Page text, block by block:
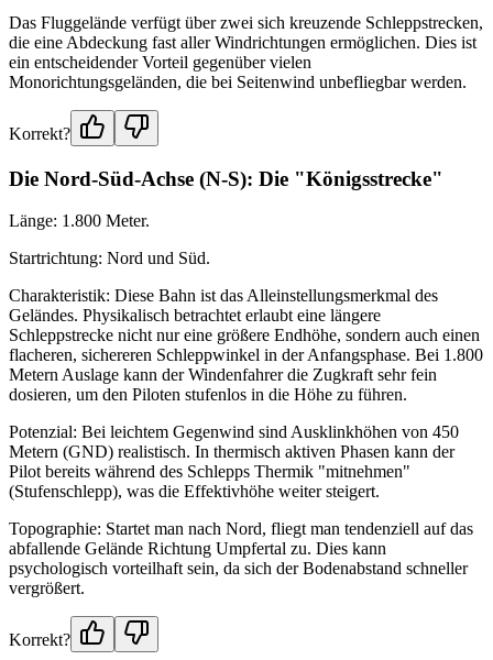
Das Fluggelände verfügt über zwei sich kreuzende Schleppstrecken,
die eine Abdeckung fast aller Windrichtungen ermöglichen. Dies ist
ein entscheidender Vorteil gegenüber vielen
Monorichtungsgeländen, die bei Seitenwind unbefliegbar werden.
Korrekt?
Die Nord-Süd-Achse (N-S): Die "Königsstrecke"
Länge: 1.800 Meter.
Startrichtung: Nord und Süd.
Charakteristik: Diese Bahn ist das Alleinstellungsmerkmal des
Geländes. Physikalisch betrachtet erlaubt eine längere
Schleppstrecke nicht nur eine größere Endhöhe, sondern auch einen
flacheren, sichereren Schleppwinkel in der Anfangsphase. Bei 1.800
Metern Auslage kann der Windenfahrer die Zugkraft sehr fein
dosieren, um den Piloten stufenlos in die Höhe zu führen.
Potenzial: Bei leichtem Gegenwind sind Ausklinkhöhen von 450
Metern (GND) realistisch. In thermisch aktiven Phasen kann der
Pilot bereits während des Schlepps Thermik "mitnehmen"
(Stufenschlepp), was die Effektivhöhe weiter steigert.
Topographie: Startet man nach Nord, fliegt man tendenziell auf das
abfallende Gelände Richtung Umpfertal zu. Dies kann
psychologisch vorteilhaft sein, da sich der Bodenabstand schneller
vergrößert.
Korrekt?